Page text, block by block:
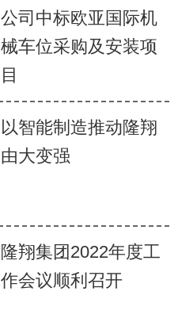
公司中标欧亚国际机
械车位采购及安装项
目
以智能制造推动隆翔
由大变强
隆翔集团2022年度工
作会议顺利召开